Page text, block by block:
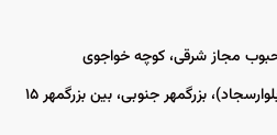
مجاز شرقی، کوچه خواجوی
آدرس: مشهد، بلوارملک آباد(بلوارسجاد)، بزرگمهر جنوبی، بین بزرگمهر ۱۵